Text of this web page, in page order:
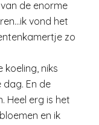
de enorme
vond het
zo
koeling, niks
En de
Heel erg is het
en ik